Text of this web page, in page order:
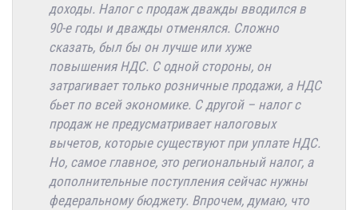
доходы. Налог с продаж дважды вводился в
90-е годы и дважды отменялся. Сложно
сказать, был бы он лучше или хуже
повышения НДС. С одной стороны, он
затрагивает только розничные продажи, а НДС
бьет по всей экономике. С другой – налог с
продаж не предусматривает налоговых
вычетов, которые существуют при уплате НДС.
Но, самое главное, это региональный налог, а
дополнительные поступления сейчас нужны
федеральному бюджету. Впрочем, думаю, что